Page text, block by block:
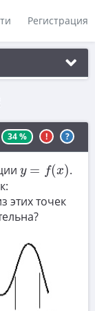
Регистрация
34 % ! ?
y = f(x)
y x)
.
этих точек